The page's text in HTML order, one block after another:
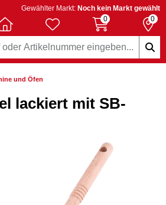
Gewählter Markt: Noch kein Markt gewählt
0
0
und Öfen
lackiert mit SB-